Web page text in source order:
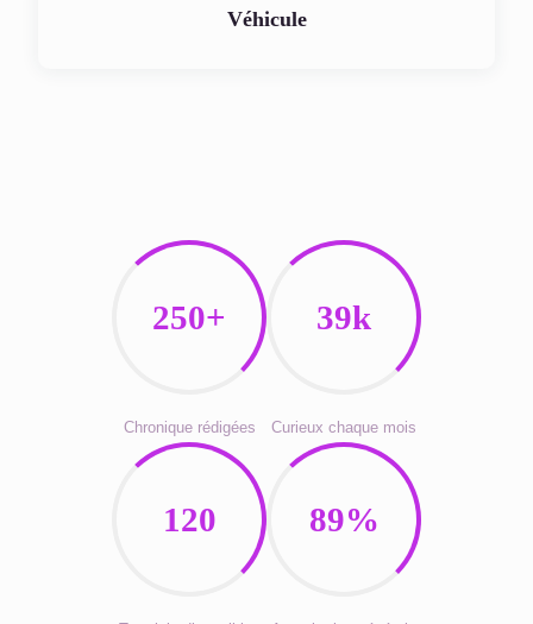
Véhicule
250+
Chronique rédigées
39k
Curieux chaque mois
120 89%